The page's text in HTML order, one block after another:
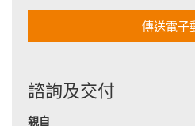
傳送電子
諮詢及交付
親自